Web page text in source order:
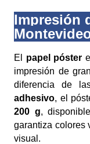
Impresión
El papel póster
impresión de
diferencia de
adhesivo, el
200 g,
garantiza colores
visual.